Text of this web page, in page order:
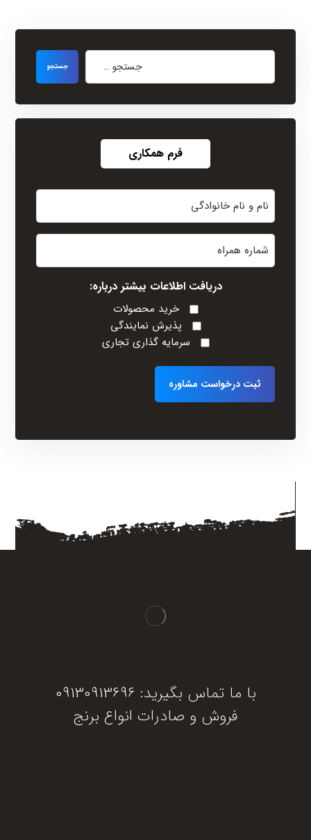
فرم همکاری
نام
(Required)
دریافت اطلاعات بیشتر درباره:
خرید محصولات
پذیرش نمایندگی
سرمایه گذاری تجاری
با ما تماس بگیرید: 09130913696
فروش و صادرات انواع برنج